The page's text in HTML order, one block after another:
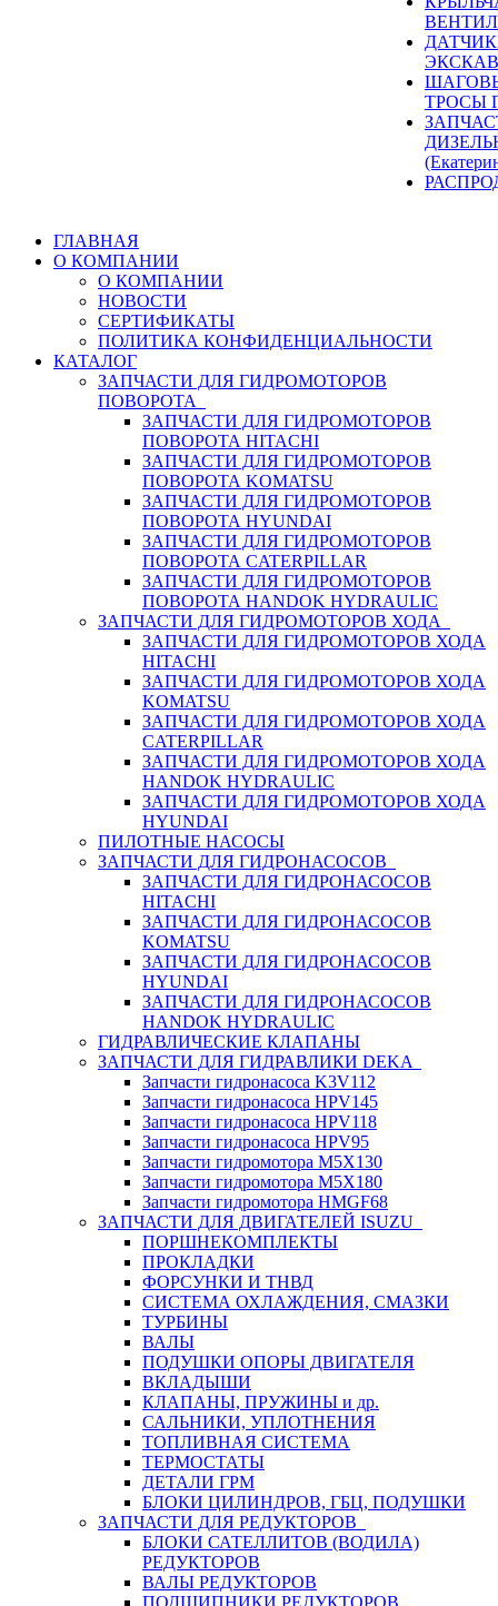
ТРОСЫ
ГЛАВНАЯ
О КОМПАНИИ
О КОМПАНИИ
НОВОСТИ
СЕРТИФИКАТЫ
ПОЛИТИКА КОНФИДЕНЦИАЛЬНОСТИ
КАТАЛОГ
ЗАПЧАСТИ ДЛЯ ГИДРОМОТОРОВ
ПОВОРОТА
ЗАПЧАСТИ ДЛЯ ГИДРОМОТОРОВ
ПОВОРОТА HITACHI
ЗАПЧАСТИ ДЛЯ ГИДРОМОТОРОВ
ПОВОРОТА KOMATSU
ЗАПЧАСТИ ДЛЯ ГИДРОМОТОРОВ
ПОВОРОТА HYUNDAI
ЗАПЧАСТИ ДЛЯ ГИДРОМОТОРОВ
ПОВОРОТА CATERPILLAR
ЗАПЧАСТИ ДЛЯ ГИДРОМОТОРОВ
ПОВОРОТА HANDOK HYDRAULIC
ЗАПЧАСТИ ДЛЯ ГИДРОМОТОРОВ ХОДА
ЗАПЧАСТИ ДЛЯ ГИДРОМОТОРОВ ХОДА
HITACHI
ЗАПЧАСТИ ДЛЯ ГИДРОМОТОРОВ ХОДА
KOMATSU
ЗАПЧАСТИ ДЛЯ ГИДРОМОТОРОВ ХОДА
CATERPILLAR
ЗАПЧАСТИ ДЛЯ ГИДРОМОТОРОВ ХОДА
HANDOK HYDRAULIC
ЗАПЧАСТИ ДЛЯ ГИДРОМОТОРОВ ХОДА
HYUNDAI
ПИЛОТНЫЕ НАСОСЫ
ЗАПЧАСТИ ДЛЯ ГИДРОНАСОСОВ
ЗАПЧАСТИ ДЛЯ ГИДРОНАСОСОВ
HITACHI
ЗАПЧАСТИ ДЛЯ ГИДРОНАСОСОВ
KOMATSU
ЗАПЧАСТИ ДЛЯ ГИДРОНАСОСОВ
HYUNDAI
ЗАПЧАСТИ ДЛЯ ГИДРОНАСОСОВ
HANDOK HYDRAULIC
ГИДРАВЛИЧЕСКИЕ КЛАПАНЫ
ЗАПЧАСТИ ДЛЯ ГИДРАВЛИКИ DEKA
Запчасти гидронасоса K3V112
Запчасти гидронасоса HPV145
Запчасти гидронасоса HPV118
Запчасти гидронасоса HPV95
Запчасти гидромотора M5X130
Запчасти гидромотора M5X180
Запчасти гидромотора HMGF68
ЗАПЧАСТИ ДЛЯ ДВИГАТЕЛЕЙ ISUZU
ПОРШНЕКОМПЛЕКТЫ
ПРОКЛАДКИ
ФОРСУНКИ И ТНВД
СИСТЕМА ОХЛАЖДЕНИЯ, СМАЗКИ
ТУРБИНЫ
ВАЛЫ
ПОДУШКИ ОПОРЫ ДВИГАТЕЛЯ
ВКЛАДЫШИ
КЛАПАНЫ, ПРУЖИНЫ и др.
САЛЬНИКИ, УПЛОТНЕНИЯ
ТОПЛИВНАЯ СИСТЕМА
ТЕРМОСТАТЫ
ДЕТАЛИ ГРМ
БЛОКИ ЦИЛИНДРОВ, ГБЦ, ПОДУШКИ
ЗАПЧАСТИ ДЛЯ РЕДУКТОРОВ
БЛОКИ САТЕЛЛИТОВ (ВОДИЛА)
РЕДУКТОРОВ
ВАЛЫ РЕДУКТОРОВ
ПОДШИПНИКИ РЕДУКТОРОВ